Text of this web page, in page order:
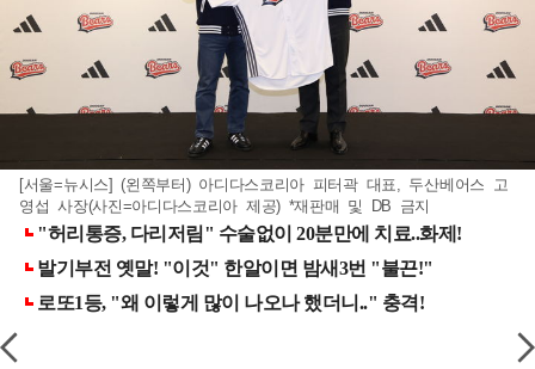
[서울=뉴시스] (왼쪽부터) 아디다스코리아 피터곽 대표, 두산베어스 고
영섭 사장(사진=아디다스코리아 제공) *재판매 및 DB 금지